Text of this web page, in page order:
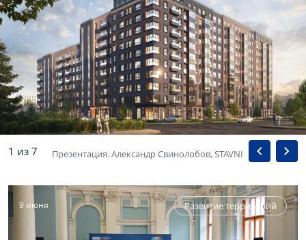
1 из 7 Презентация. Александр Свинолобов, STAVNI
9 июня Развитие территорий